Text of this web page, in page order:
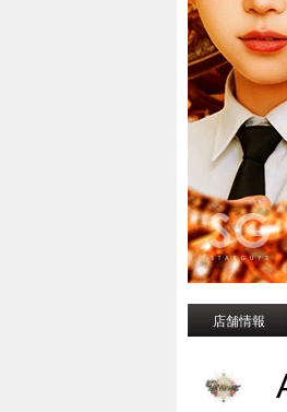
店舗情報